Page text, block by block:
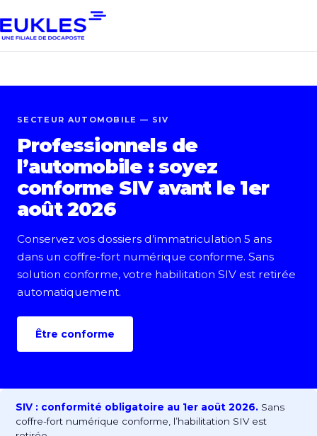
SECTEUR AUTOMOBILE — SIV
Professionnels de
l’automobile : soyez
conforme SIV avant le 1er
août 2026
Conservez vos dossiers d’immatriculation 5 ans
dans un coffre-fort numérique conforme. Sans
solution conforme, votre habilitation SIV est retirée
automatiquement.
Être conforme
SIV : conformité obligatoire au 1er août 2026. Sans
coffre-fort numérique conforme, l’habilitation SIV est